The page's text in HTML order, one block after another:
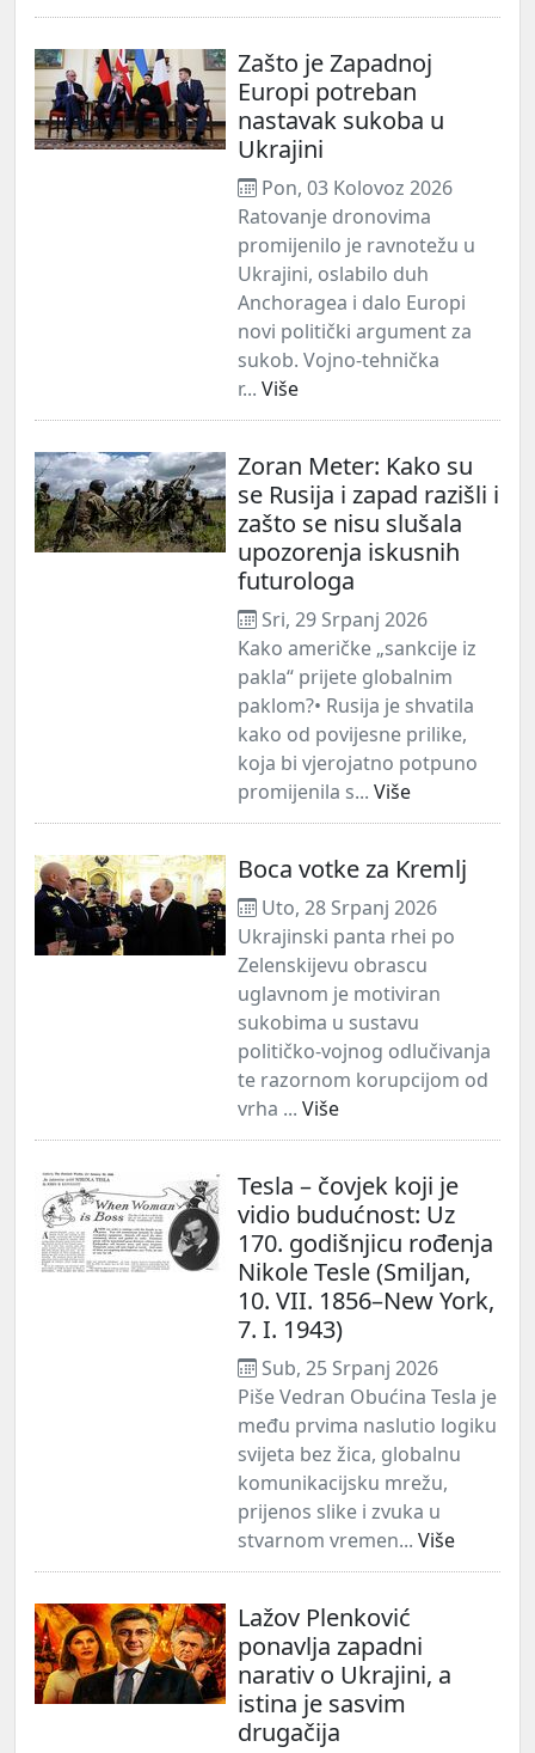
Zašto je Zapadnoj
Europi potreban
nastavak sukoba u
Ukrajini
Pon, 03 Kolovoz 2026
Ratovanje dronovima
promijenilo je ravnotežu u
Ukrajini, oslabilo duh
Anchoragea i dalo Europi
novi politički argument za
sukob. Vojno-tehnička
r... Više
Zoran Meter: Kako su
se Rusija i zapad razišli i
zašto se nisu slušala
upozorenja iskusnih
futurologa
Sri, 29 Srpanj 2026
Kako američke „sankcije iz
pakla“ prijete globalnim
paklom?• Rusija je shvatila
kako od povijesne prilike,
koja bi vjerojatno potpuno
promijenila s... Više
Boca votke za Kremlj
Uto, 28 Srpanj 2026
Ukrajinski panta rhei po
Zelenskijevu obrascu
uglavnom je motiviran
sukobima u sustavu
političko-vojnog odlučivanja
te razornom korupcijom od
vrha ... Više
Tesla – čovjek koji je
vidio budućnost: Uz
170. godišnjicu rođenja
Nikole Tesle (Smiljan,
10. VII. 1856–New York,
7. I. 1943)
Sub, 25 Srpanj 2026
Piše Vedran Obućina Tesla je
među prvima naslutio logiku
svijeta bez žica, globalnu
komunikacijsku mrežu,
prijenos slike i zvuka u
stvarnom vremen... Više
Lažov Plenković
ponavlja zapadni
narativ o Ukrajini, a
istina je sasvim
drugačija